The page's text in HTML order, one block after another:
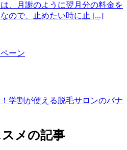
、月謝のように翌月分の料金を
ので、止めたい時に止 [...]
メの記事